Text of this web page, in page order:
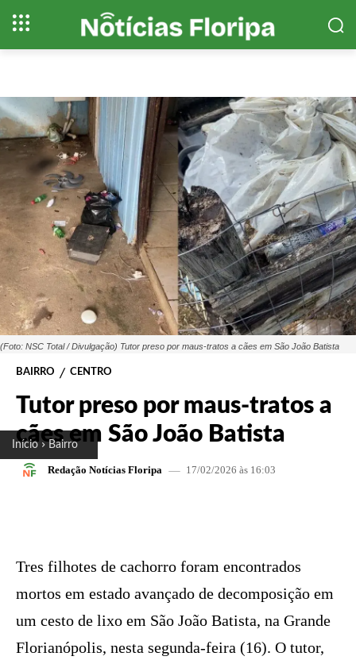
Início Bairro
(Foto: NSC Total / Divulgação) Tutor preso por maus-tratos a cães em São João Batista
BAIRRO CENTRO
Tutor preso por maus-tratos a
cães em São João Batista
Redação Notícias Floripa 17/02/2026 às 16:03
Tres filhotes de cachorro foram encontrados
mortos em estado avançado de decomposição em
um cesto de lixo em São João Batista, na Grande
Florianópolis, nesta segunda-feira (16). O tutor,